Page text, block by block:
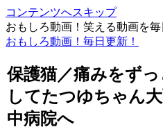
コンテンツへスキップ
おもしろ動画！笑える動画を毎
おもしろ動画！毎日更新！
保護猫／痛みをず
してたつゆちゃん
中病院へ